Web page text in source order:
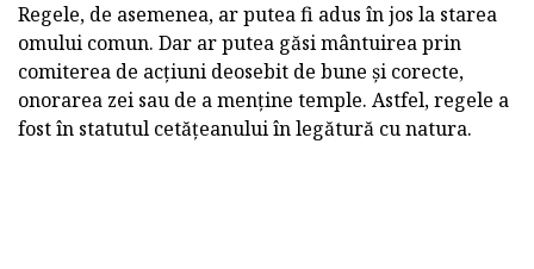
Regele, de asemenea, ar putea fi adus în jos la starea
omului comun. Dar ar putea găsi mântuirea prin
comiterea de acțiuni deosebit de bune și corecte,
onorarea zei sau de a menține temple. Astfel, regele a
fost în statutul cetățeanului în legătură cu natura.